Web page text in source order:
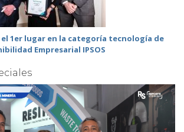
1er lugar en la categoría tecnología de
Empresarial IPSOS